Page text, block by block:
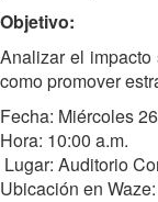
Objetivo:
Analizar el
como promover
Fecha: Miércoles
Hora: 10:00 a.m.
Lugar: Auditorio
Ubicación en Waze: